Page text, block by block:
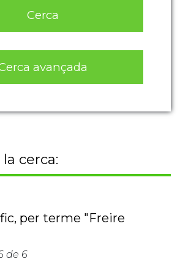
Cerca
avançada
cerca:
per terme "Freire
de 6